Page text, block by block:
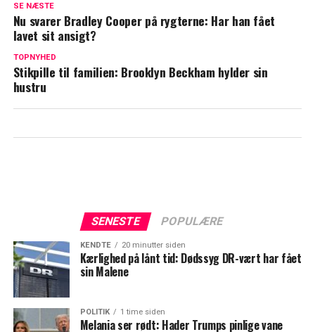
John Ashton er død
SE NÆSTE
Nu svarer Bradley Cooper på rygterne: Har han fået
lavet sit ansigt?
TOPNYHED
Stikpille til familien: Brooklyn Beckham hylder sin
hustru
SENESTE POPULÆRE
KENDTE 20 minutter siden
Kærlighed på lånt tid: Dødssyg DR-vært har fået
sin Malene
POLITIK 1 time siden
Melania ser rødt: Hader Trumps pinlige vane